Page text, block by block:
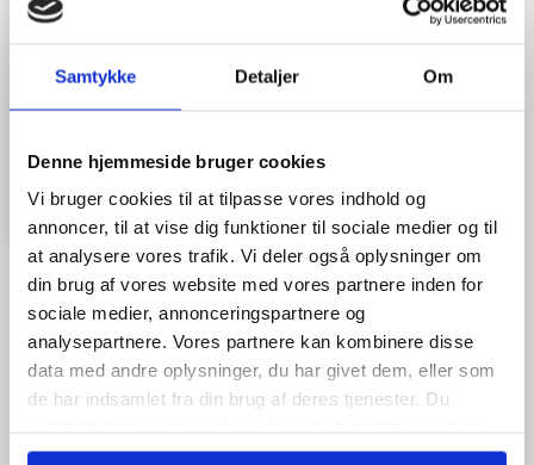
Samtykke Detaljer Om
Denne hjemmeside bruger cookies
Vi bruger cookies til at tilpasse vores indhold og
annoncer, til at vise dig funktioner til sociale medier og til
at analysere vores trafik. Vi deler også oplysninger om
din brug af vores website med vores partnere inden for
sociale medier, annonceringspartnere og
analysepartnere. Vores partnere kan kombinere disse
data med andre oplysninger, du har givet dem, eller som
de har indsamlet fra din brug af deres tjenester. Du
anvende vores hjemmeside.
Når du trykker "modtag bogen" bliver du tilmeldt Bestyrelsesguidens
ugentlige nyhedsbrev samt markedsføring via mail.
Tilmeld